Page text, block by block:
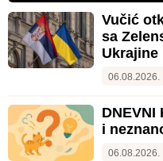
Vučić
sa
Ukrajine
06.08.2026.
DNEVNI
i
06.08.2026.